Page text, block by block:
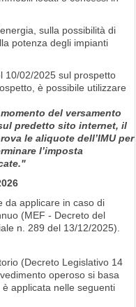
sulla possibilità di
potenza degli impianti
10/02/2025 sul prospetto
è possibile utilizzare
del versamento
predetto sito internet, il
le aliquote dell’IMU per
l’imposta
da applicare in caso di
(MEF - Decreto del
n. 289 del 13/12/2025).
(Decreto Legislativo 14
operoso si basa
applicata nelle seguenti